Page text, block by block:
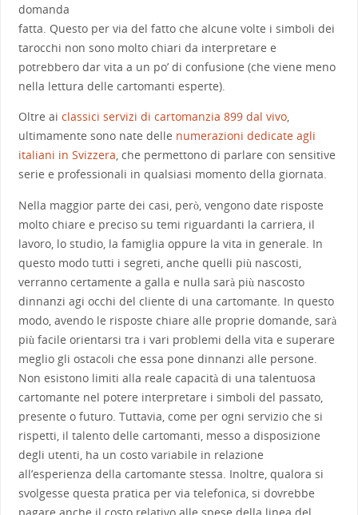
domanda
fatta. Questo per via del fatto che alcune volte i simboli dei
tarocchi non sono molto chiari da interpretare e
potrebbero dar vita a un po’ di confusione (che viene meno
nella lettura delle cartomanti esperte).
Oltre ai classici servizi di cartomanzia 899 dal vivo,
ultimamente sono nate delle numerazioni dedicate agli
italiani in Svizzera, che permettono di parlare con sensitive
serie e professionali in qualsiasi momento della giornata.
Nella maggior parte dei casi, però, vengono date risposte
molto chiare e preciso su temi riguardanti la carriera, il
lavoro, lo studio, la famiglia oppure la vita in generale. In
questo modo tutti i segreti, anche quelli più nascosti,
verranno certamente a galla e nulla sarà più nascosto
dinnanzi agi occhi del cliente di una cartomante. In questo
modo, avendo le risposte chiare alle proprie domande, sarà
più facile orientarsi tra i vari problemi della vita e superare
meglio gli ostacoli che essa pone dinnanzi alle persone.
Non esistono limiti alla reale capacità di una talentuosa
cartomante nel potere interpretare i simboli del passato,
presente o futuro. Tuttavia, come per ogni servizio che si
rispetti, il talento delle cartomanti, messo a disposizione
degli utenti, ha un costo variabile in relazione
all’esperienza della cartomante stessa. Inoltre, qualora si
svolgesse questa pratica per via telefonica, si dovrebbe